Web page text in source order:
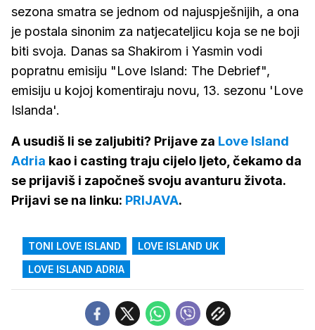
sezona smatra se jednom od najuspješnijih, a ona
je postala sinonim za natjecateljicu koja se ne boji
biti svoja. Danas sa Shakirom i Yasmin vodi
popratnu emisiju "Love Island: The Debrief",
emisiju u kojoj komentiraju novu, 13. sezonu 'Love
Islanda'.
A usudiš li se zaljubiti? Prijave za Love Island
Adria kao i casting traju cijelo ljeto, čekamo da
se prijaviš i započneš svoju avanturu života.
Prijavi se na linku: PRIJAVA.
TONI LOVE ISLAND
LOVE ISLAND UK
LOVE ISLAND ADRIA